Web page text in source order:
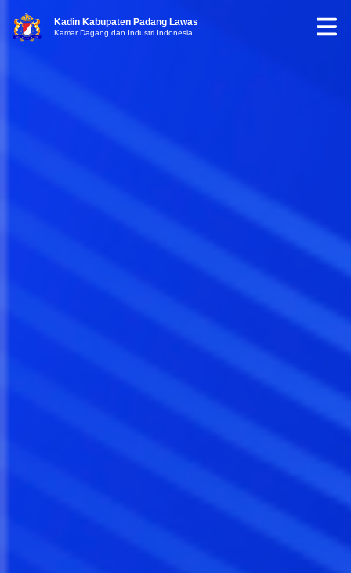
Kadin Kabupaten Padang Lawas
Kamar Dagang dan Industri Indonesia